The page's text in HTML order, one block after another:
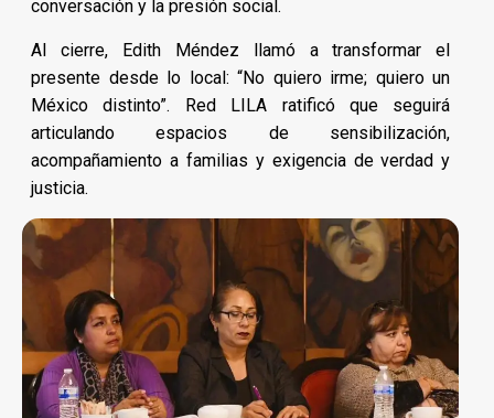
conversación y la presión social.
Al cierre, Edith Méndez llamó a transformar el
presente desde lo local: “No quiero irme; quiero un
México distinto”. Red LILA ratificó que seguirá
articulando espacios de sensibilización,
acompañamiento a familias y exigencia de verdad y
justicia.